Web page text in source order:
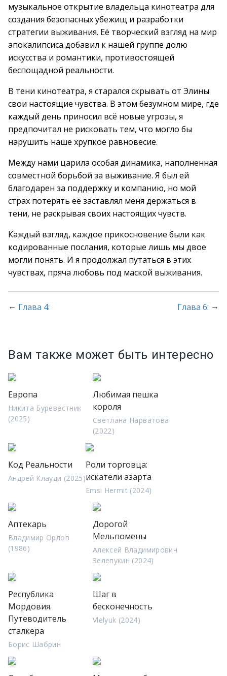
музыкальное открытие владельца кинотеатра для
создания безопасных убежищ и разработки
стратегии выживания. Её творческий взгляд на мир
апокалипсиса добавил к нашей группе долю
искусства и романтики, противостоящей
беспощадной реальности.
В тени кинотеатра, я старался скрывать от Элины
свои настоящие чувства. В этом безумном мире, где
каждый день приносил всё новые угрозы, я
предпочитал не рисковать тем, что могло бы
нарушить наше хрупкое равновесие.
Между нами царила особая динамика, наполненная
совместной борьбой за выживание. Я был ей
благодарен за поддержку и компанию, но мой
страх потерять её заставлял меня держаться в
тени, не раскрывая своих настоящих чувств.
Каждый взгляд, каждое прикосновение были как
кодированные послания, которые лишь мы двое
могли понять. И я продолжал путаться в этих
чувствах, пряча любовь под маской выживания.
Глава 6: →
← Глава 4:
Вам также может быть интересно
Европа
Никита Буревестник
(2025)
Любимая пешка
короля
Светлана Нарватова
(2022)
Код Реальности
Андрей Клауди (2025)
Роли торговца:
искатели азарта
Emsi Hermit (2024)
Аптекарь
Владимир Орлов
(1986)
Дорогой
Мельпомены
Алексей Владимирович
Зелепукин (2024)
Республика
Мордовия.
Путеводитель
сталкера
Борис Шабрин
Шаг в
бесконечность
Vlelyuk (2024)